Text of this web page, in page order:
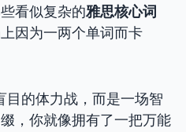
看似复杂的雅思核心词
因为一两个单词而卡
目的体力战，而是一场智
，你就像拥有了一把万能